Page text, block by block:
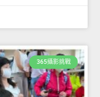
365攝影挑戰